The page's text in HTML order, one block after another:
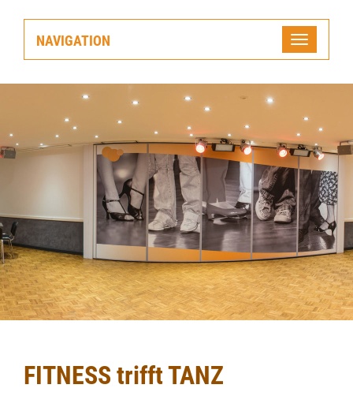
NAVIGATION
Toggle
FITNESS trifft TANZ